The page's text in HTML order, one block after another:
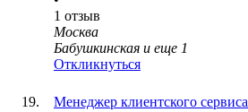
1 отзыв
Москва
Бабушкинская и еще 1
Откликнуться
Менеджер клиентского сервиса